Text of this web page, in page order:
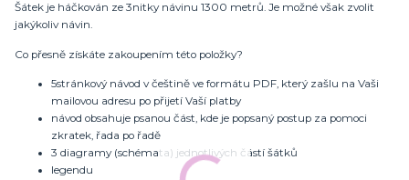
Šátek je háčkován ze 3nitky návinu 1300 metrů. Je možné však zvolit
jakýkoliv návin.
Co přesně získáte zakoupením této položky?
5stránkový návod v češtině ve formátu PDF, který zašlu na Vaši
mailovou adresu po přijetí Vaší platby
návod obsahuje psanou část, kde je popsaný postup za pomoci
zkratek, řada po řadě
3 diagramy (schémata) jednotlivých částí šátků
legendu